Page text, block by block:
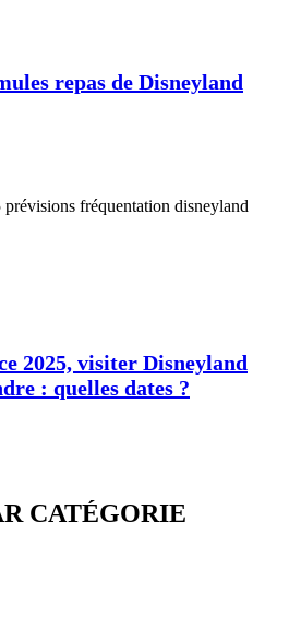
repas de Disneyland
2025, visiter Disneyland
: quelles dates ?
CATÉGORIE